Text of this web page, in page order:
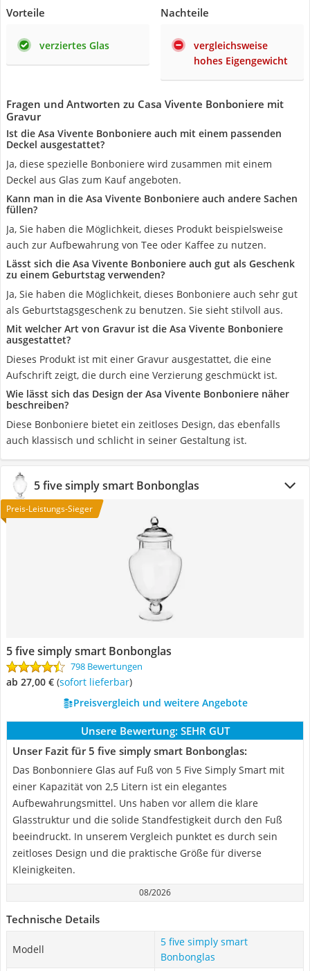
Vorteile
verziertes Glas
Nachteile
vergleichsweise
hohes Eigengewicht
Fragen und Antworten zu Casa Vivente Bonboniere mit
Gravur
Ist die Asa Vivente Bonboniere auch mit einem passenden
Deckel ausgestattet?
Ja, diese spezielle Bonboniere wird zusammen mit einem
Deckel aus Glas zum Kauf angeboten.
Kann man in die Asa Vivente Bonboniere auch andere Sachen
füllen?
Ja, Sie haben die Möglichkeit, dieses Produkt beispielsweise
auch zur Aufbewahrung von Tee oder Kaffee zu nutzen.
Lässt sich die Asa Vivente Bonboniere auch gut als Geschenk
zu einem Geburtstag verwenden?
Ja, Sie haben die Möglichkeit, dieses Bonboniere auch sehr gut
als Geburtstagsgeschenk zu benutzen. Sie sieht stilvoll aus.
Mit welcher Art von Gravur ist die Asa Vivente Bonboniere
ausgestattet?
Dieses Produkt ist mit einer Gravur ausgestattet, die eine
Aufschrift zeigt, die durch eine Verzierung geschmückt ist.
Wie lässt sich das Design der Asa Vivente Bonboniere näher
beschreiben?
Diese Bonboniere bietet ein zeitloses Design, das ebenfalls
auch klassisch und schlicht in seiner Gestaltung ist.
5 five simply smart Bonbonglas
Preis-Leistungs-Sieger
5 five simply smart Bonbonglas
798 Bewertungen
ab 27,00 € ( Sofort lieferbar)
Preisvergleich und weitere Angebote
Unsere Bewertung: SEHR GUT
Unser Fazit für 5 five simply smart Bonbonglas:
Das Bonbonniere Glas auf Fuß von 5 Five Simply Smart mit
einer Kapazität von 2,5 Litern ist ein elegantes
Aufbewahrungsmittel. Uns haben vor allem die klare
Glasstruktur und die solide Standfestigkeit durch den Fuß
beeindruckt. In unserem Vergleich punktet es durch sein
zeitloses Design und die praktische Größe für diverse
Kleinigkeiten.
08/2026
Technische Details
Modell
5 five simply smart
Bonbonglas